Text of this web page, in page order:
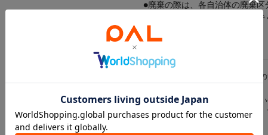
●廃棄の際は、各自治体の廃棄区
●本来の用途以外に使用しないで
※ご使用前に、パッケージに記載
※商品画像はできる限り実物に近い
光の当たり方やご覧の環境により